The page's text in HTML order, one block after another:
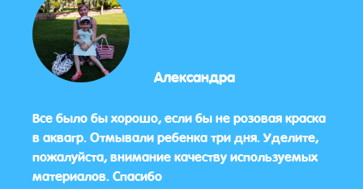
Александра
Все было бы хорошо, если бы не розовая краска
в аквагр. Отмывали ребенка три дня. Уделите,
пожалуйста, внимание качеству используемых
материалов. Спасибо